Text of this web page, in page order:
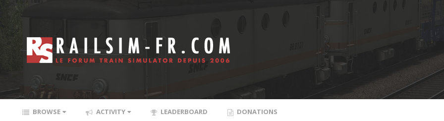
BROWSE ACTIVITY LEADERBOARD DONATIONS